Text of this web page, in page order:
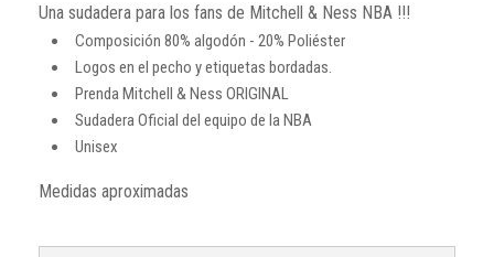
Una sudadera para los fans de Mitchell & Ness NBA !!!
Composición 80% algodón - 20% Poliéster
Logos en el pecho y etiquetas bordadas.
Prenda Mitchell & Ness ORIGINAL
Sudadera Oficial del equipo de la NBA
Unisex
Medidas aproximadas